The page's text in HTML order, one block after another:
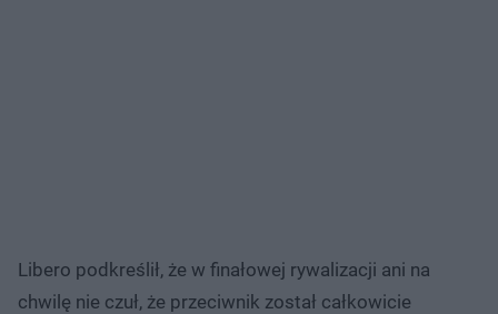
Libero podkreślił, że w finałowej rywalizacji ani na
chwilę nie czuł, że przeciwnik został całkowicie